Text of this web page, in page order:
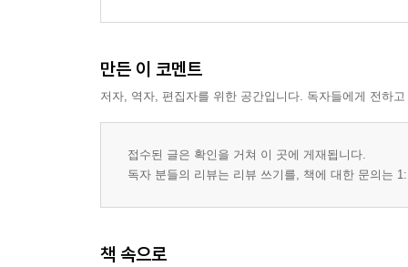
만든 이 코멘트
저자, 역자, 편집자를 위한 공간입니다. 독자들에게 전하
접수된 글은 확인을 거쳐 이 곳에 게재됩니다.
독자 분들의 리뷰는 리뷰 쓰기를, 책에 대한 문의는
책 속으로